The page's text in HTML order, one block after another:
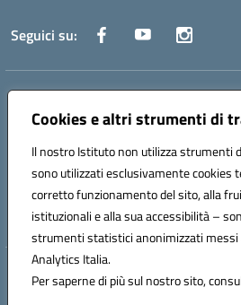
Cookies e altri strumenti di
Il nostro Istituto non utilizza strumenti
sono utilizzati esclusivamente cookies
corretto funzionamento del sito, alla
istituzionali e alla sua accessibilità –
strumenti statistici anonimizzati messi
Analytics Italia.
Per saperne di più sul nostro sito,
Seguici su:
Indirizzo:Via Canale 1, Ancona
Centralino:071 204723 Email:
Codice fiscale: 93020970427
Codice meccanografico:
ANPC010006
Codice unico di fatturazione (CUF): UFBE6V
Hosting & Powered by
Concept & Design by